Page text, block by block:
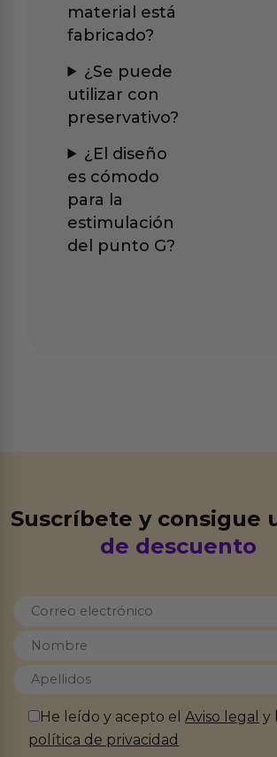
material está
fabricado?
¿Se puede
utilizar con
preservativo?
¿El diseño
es cómodo
para la
estimulación
del punto G?
Suscríbete y consigue
de descuento
He leído y acepto elAviso legal y
política de privacidad